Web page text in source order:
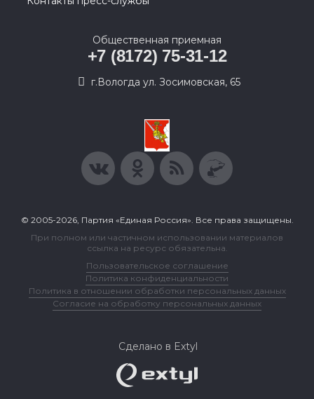
Общественная приемная
+7 (8172) 75-31-12
г.Вологда ул. Зосимовская, 65
© 2005-2026, Партия «Единая Россия». Все права защищены.
При полном или частичном использовании материалов
ссылка на ресурс обязательна.
Пользовательское соглашение
Политика конфиденциальности
Политика в отношении обработки персональных данных
Согласие на обработку персональных данных
Сделано в Extyl